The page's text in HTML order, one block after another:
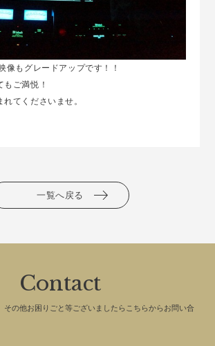
像もグレードアップです！！
ご満悦！
てくださいませ。
一覧へ戻る
Contact
その他お困りごと等ございましたらこちらからお問い合